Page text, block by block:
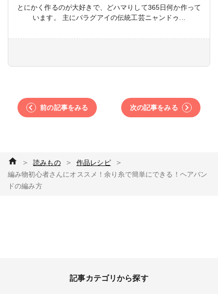
とにかく作るのが大好きで、どハマりして365日何か作って
います。 主にパラグアイの伝統工芸ニャンドゥ...
前の記事をみる 次の記事をみる
＞ 読みもの ＞ 作品レシピ ＞
編み物初心者さんにオススメ！余り糸で簡単にできる！ヘアバン
ドの編み方
記事カテゴリから探す